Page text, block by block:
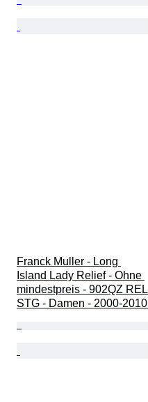
Franck Muller - Long
Island Lady Relief - Ohne
mindestpreis - 902QZ REL
STG - Damen - 2000-2010